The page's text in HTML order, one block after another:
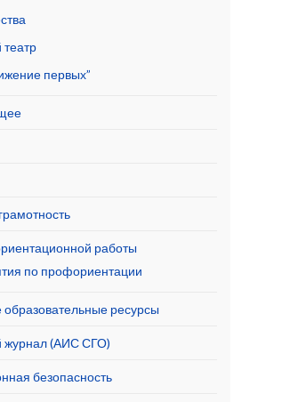
первых”
работы
по профориентации
ресурсы
журнал (АИС СГО)
безопасность